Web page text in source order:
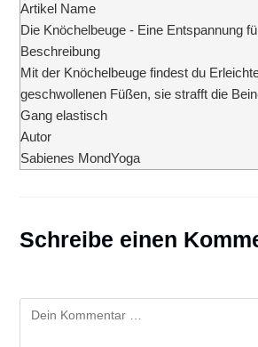
Artikel Name
Die Knöchelbeuge - Eine Entspannung
Beschreibung
Mit der Knöchelbeuge findest du
geschwollenen Füßen, sie strafft die
Gang elastisch
Autor
Sabienes MondYoga
Schreibe einen